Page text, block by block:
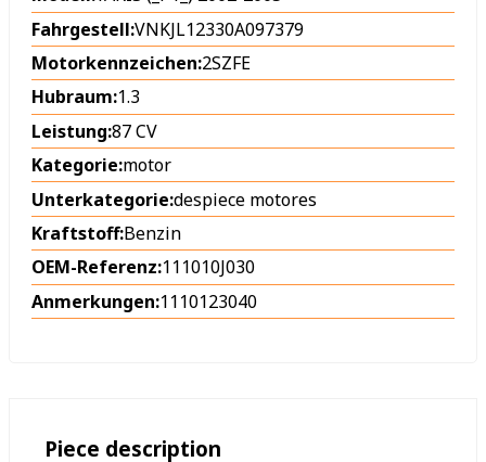
Fahrgestell:VNKJL12330A097379
Motorkennzeichen:2SZFE
Hubraum:1.3
Leistung:87 CV
Kategorie:motor
Unterkategorie:despiece motores
Kraftstoff:Benzin
OEM-Referenz:111010J030
Anmerkungen:1110123040
Piece description